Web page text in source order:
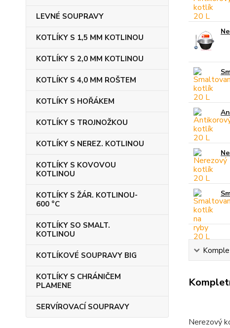
LEVNÉ SOUPRAVY
KOTLÍKY S 1,5 MM KOTLINOU
KOTLÍKY S 2,0 MM KOTLINOU
KOTLÍKY S 4,0 MM ROŠTEM
KOTLÍKY S HOŘÁKEM
KOTLÍKY S TROJNOŽKOU
KOTLÍKY S NEREZ. KOTLINOU
KOTLÍKY S KOVOVOU
KOTLINOU
KOTLÍKY S ŽÁR. KOTLINOU-
600 °C
KOTLÍKY SO SMALT.
KOTLINOU
KOTLÍKOVÉ SOUPRAVY BIG
KOTLÍKY S CHRÁNIČEM
PLAMENE
SERVÍROVACÍ SOUPRAVY
Nerezový